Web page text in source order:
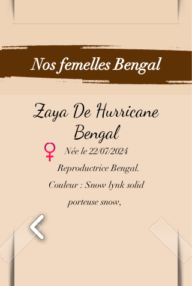
Nos femelles Bengal
Zaya De Hurricane
Bengal
Née le 22/07/2024
Reproductrice Bengal.
Couleur : Snow lynk solid
porteuse snow,